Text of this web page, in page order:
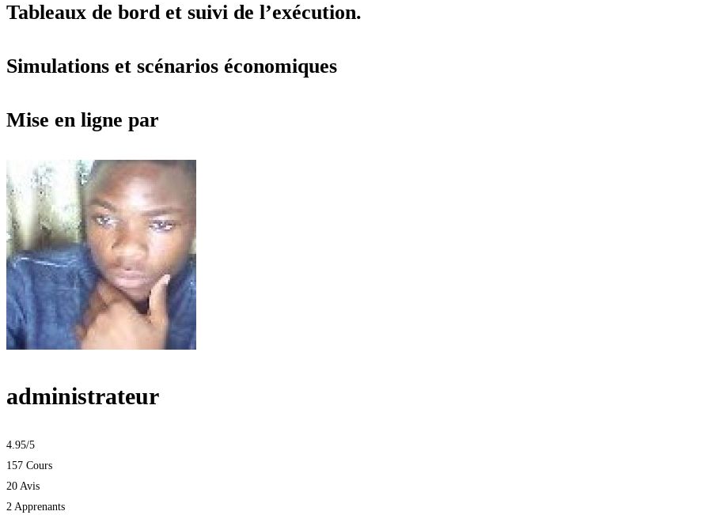
Tableaux de bord et suivi de l’exécution.
Simulations et scénarios économiques
Mise en ligne par
administrateur
4.95/5
157 Cours
20 Avis
2 Apprenants